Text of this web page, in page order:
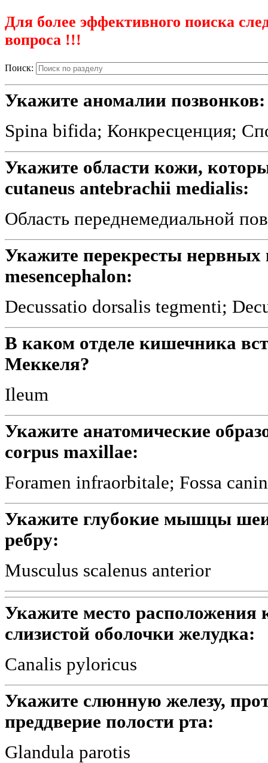
Для более эффективного поиска
вопроса !!!
Поиск:
Укажите аномалии позвонков:
Spina bifida; Конкресценция;
Укажите области кожи,
cutaneus antebrachii medialis:
Область переднемедиальной
Укажите перекресты
mesencephalon:
Decussatio dorsalis tegmenti;
В каком отделе кишечника
Меккеля?
Ileum
Укажите анатомические
corpus maxillae:
Foramen infraorbitale; Fossa
Укажите глубокие мышцы
ребру:
Мusculus scalenus anterior
Укажите место расположения
слизистой оболочки желудка:
Canalis pyloricus
Укажите слюнную железу,
преддверие полости рта:
Glandula parotis